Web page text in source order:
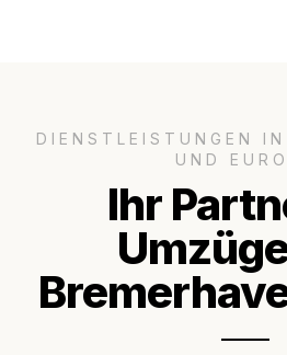
DIENSTLEISTUNGEN
UND
Ihr